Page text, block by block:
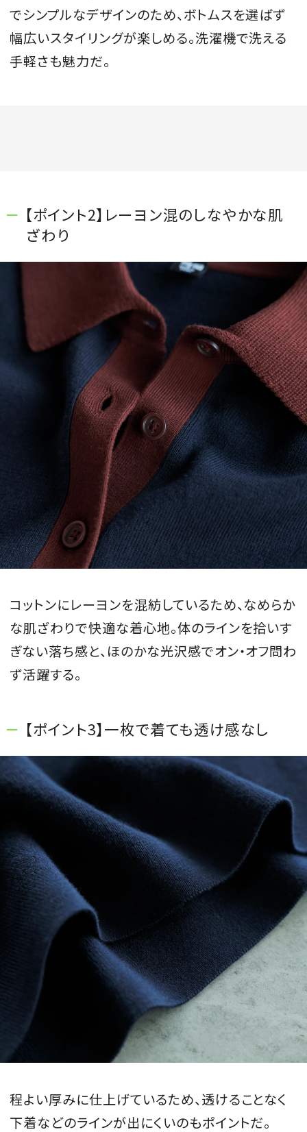
でシンプルなデザインのため、ボトムスを選ばず
幅広いスタイリングが楽しめる。洗濯機で洗える
手軽さも魅力だ。
【ポイント2】レーヨン混のしなやかな肌
ざわり
コットンにレーヨンを混紡しているため、なめらか
な肌ざわりで快適な着心地。体のラインを拾いす
ぎない落ち感と、ほのかな光沢感でオン・オフ問わ
ず活躍する。
【ポイント3】一枚で着ても透け感なし
程よい厚みに仕上げているため、透けることなく
下着などのラインが出にくいのもポイントだ。